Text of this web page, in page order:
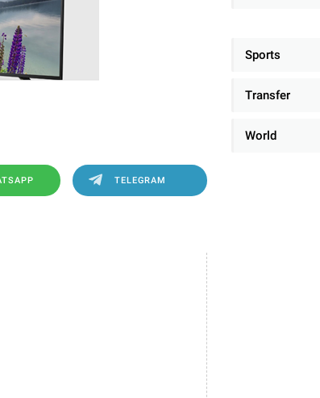
TELEGRAM
Sports
Transfer
World